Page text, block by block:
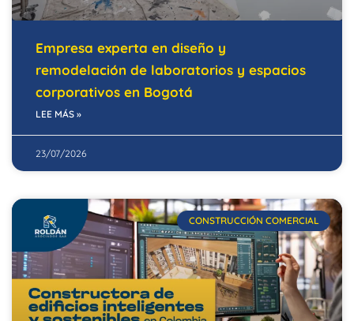
Empresa experta en diseño y
remodelación de laboratorios y espacios
corporativos en Bogotá
LEE MÁS »
23/07/2026
CONSTRUCCIÓN COMERCIAL